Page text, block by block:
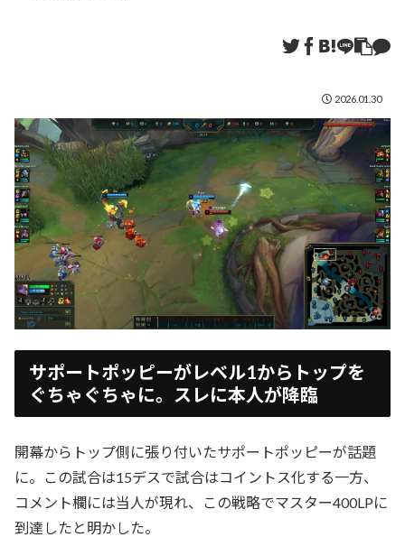
2026.01.30
サポートポッピーがレベル1からトップを
ぐちゃぐちゃに。スレに本人が降臨
開幕からトップ側に張り付いたサポートポッピーが話題
に。この試合は15デスで試合はコイントス化する一方、
コメント欄には当人が現れ、この戦略でマスター400LPに
到達したと明かした。